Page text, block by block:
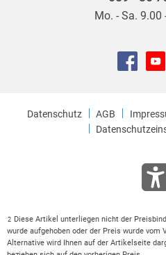
Mo. - Sa. 9.00
Datenschutz AGB
2
Diese Artikel unterliegen nicht der
wurde aufgehoben oder der Preis wurde
Alternative wird Ihnen auf der Artikelseite